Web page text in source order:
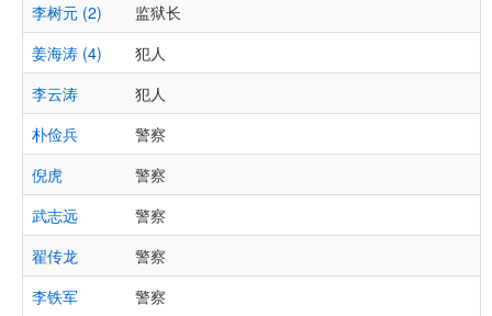
李树元 (2)
监狱长
姜海涛 (4)
犯人
李云涛
犯人
朴俭兵
警察
倪虎
警察
武志远
警察
翟传龙
警察
李铁军
警察